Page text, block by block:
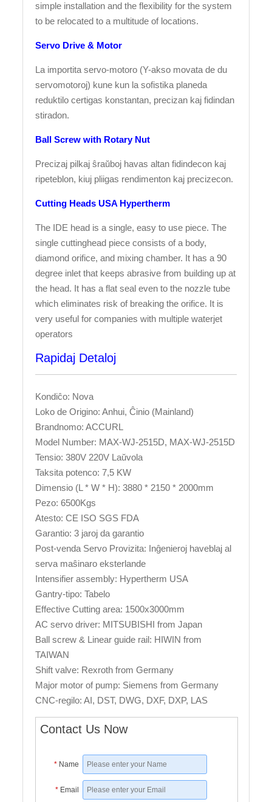
simple installation and the flexibility for the system
to be relocated to a multitude of locations.
Servo Drive & Motor
La importita servo-motoro (Y-akso movata de du
servomotoroj) kune kun la sofistika planeda
reduktilo certigas konstantan, precizan kaj fidindan
stiradon.
Ball Screw with Rotary Nut
Precizaj pilkaj ŝraŭboj havas altan fidindecon kaj
ripeteblon, kiuj pliigas rendimenton kaj precizecon.
Cutting Heads USA Hypertherm
The IDE head is a single, easy to use piece. The
single cuttinghead piece consists of a body,
diamond orifice, and mixing chamber. It has a 90
degree inlet that keeps abrasive from building up at
the head. It has a flat seal even to the nozzle tube
which eliminates risk of breaking the orifice. It is
very useful for companies with multiple waterjet
operators
Rapidaj Detaloj
Kondiĉo: Nova
Loko de Origino: Anhui, Ĉinio (Mainland)
Brandnomo: ACCURL
Model Number: MAX-WJ-2515D, MAX-WJ-2515D
Tensio: 380V 220V Laŭvola
Taksita potenco: 7,5 KW
Dimensio (L * W * H): 3880 * 2150 * 2000mm
Pezo: 6500Kgs
Atesto: CE ISO SGS FDA
Garantio: 3 jaroj da garantio
Post-venda Servo Provizita: Inĝenieroj haveblaj al
serva maŝinaro eksterlande
Intensifier assembly: Hypertherm USA
Gantry-tipo: Tabelo
Effective Cutting area: 1500x3000mm
AC servo driver: MITSUBISHI from Japan
Ball screw & Linear guide rail: HIWIN from
TAIWAN
Shift valve: Rexroth from Germany
Major motor of pump: Siemens from Germany
CNC-regilo: AI, DST, DWG, DXF, DXP, LAS
Contact Us Now
* Name
* Email